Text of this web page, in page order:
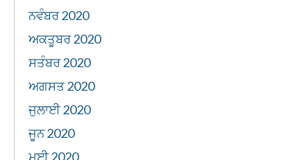
ਨਵੰਬਰ 2020
ਅਕਤੂਬਰ 2020
ਸਤੰਬਰ 2020
ਅਗਸਤ 2020
ਜੁਲਾਈ 2020
ਜੂਨ 2020
ਮਈ 2020